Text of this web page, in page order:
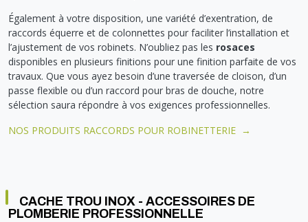
Également à votre disposition, une variété d’exentration, de
raccords équerre et de colonnettes pour faciliter l’installation et
l’ajustement de vos robinets. N’oubliez pas les rosaces
disponibles en plusieurs finitions pour une finition parfaite de vos
travaux. Que vous ayez besoin d’une traversée de cloison, d’un
passe flexible ou d’un raccord pour bras de douche, notre
sélection saura répondre à vos exigences professionnelles.
NOS PRODUITS RACCORDS POUR ROBINETTERIE →
CACHE TROU INOX - ACCESSOIRES DE
PLOMBERIE PROFESSIONNELLE